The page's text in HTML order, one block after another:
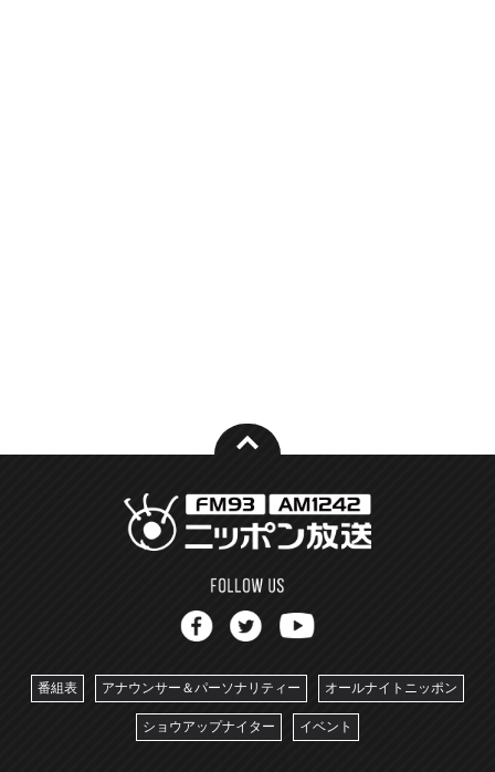
番組表 アナウンサー＆パーソナリティー オールナイトニッポン
ショウアップナイター イベント